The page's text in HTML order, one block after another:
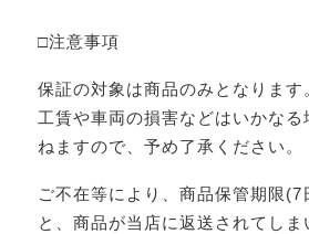
□注意事項
保証の対象は商品のみとなります
工賃や車両の損害などはいかな
ねますので、予め了承ください。
ご不在等により、商品保管期限(7
と、商品が当店に返送されてし